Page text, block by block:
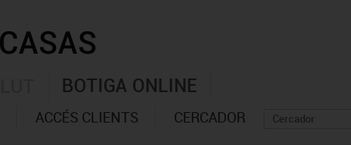
BOTIGA ONLINE
ACCÉS CLIENTS CERCADOR